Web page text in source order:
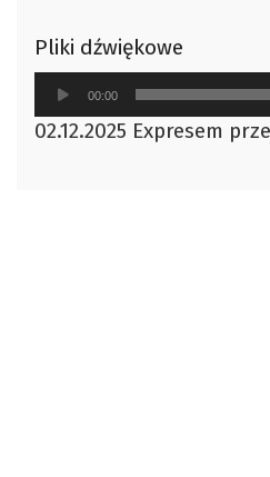
Pliki dźwiękowe
Odtwarzacz
plików
dźwiękowych
00:00
02.12.2025 Expresem